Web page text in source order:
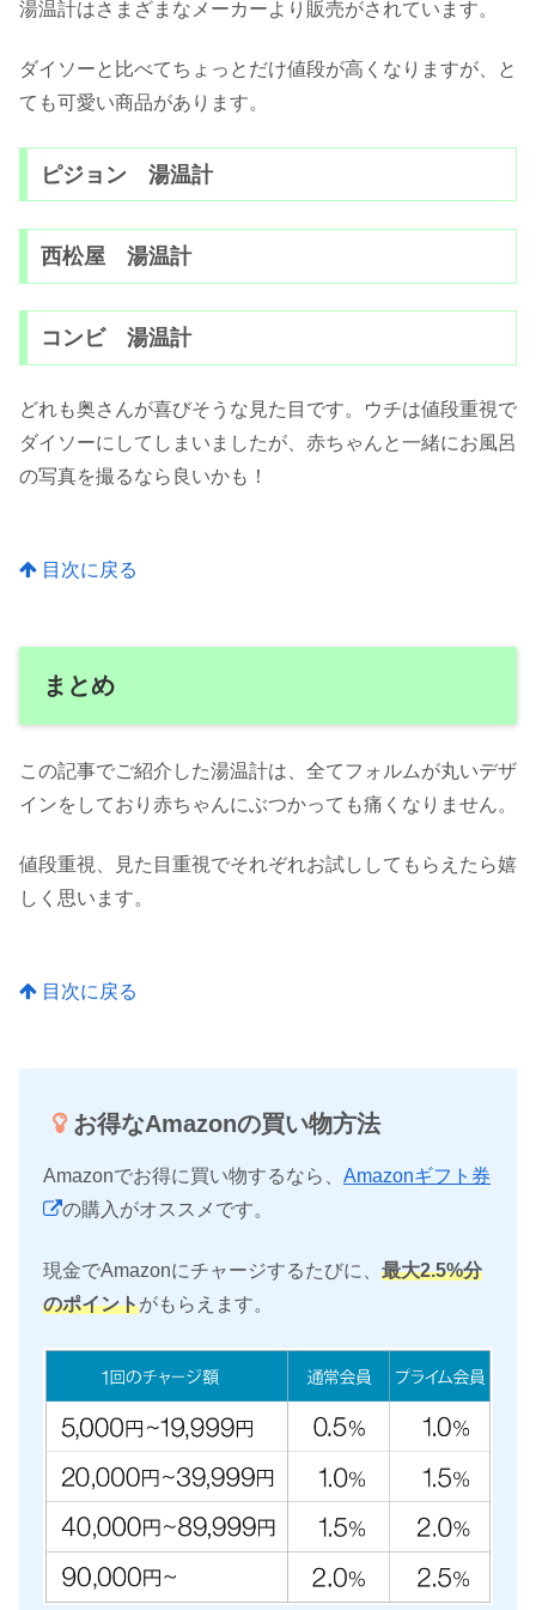
湯温計はさまざまなメーカーより販売がされています。
ダイソーと比べてちょっとだけ値段が高くなりますが、と
ても可愛い商品があります。
ピジョン 湯温計
西松屋 湯温計
コンビ 湯温計
どれも奥さんが喜びそうな見た目です。ウチは値段重視で
ダイソーにしてしまいましたが、赤ちゃんと一緒にお風呂
の写真を撮るなら良いかも！
目次に戻る
まとめ
この記事でご紹介した湯温計は、全てフォルムが丸いデザ
インをしており赤ちゃんにぶつかっても痛くなりません。
値段重視、見た目重視でそれぞれお試ししてもらえたら嬉
しく思います。
目次に戻る
お得なAmazonの買い物方法
Amazonでお得に買い物するなら、 Amazonギフト券
の購入がオススメです。
現金でAmazonにチャージするたびに、 最大2.5%分
のポイントがもらえます。